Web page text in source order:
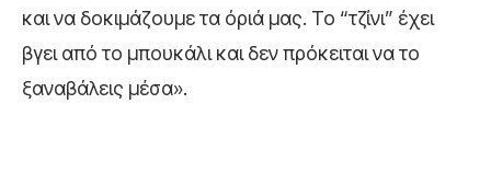
και να δοκιμάζουμε τα όριά μας. Το “τζίνι” έχει
βγει από το μπουκάλι και δεν πρόκειται να το
ξαναβάλεις μέσα».